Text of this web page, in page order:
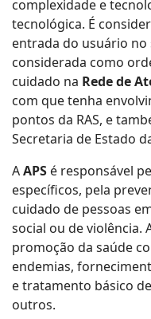
complexidade e
tecnológica. É
entrada do usuário no
considerada como
cuidado na Rede de
com que tenha
pontos da RAS, e
Secretaria de Estado
AAPS é responsável
específicos, pela
cuidado de pessoas
social ou de violência.
promoção da saúde
endemias,
e tratamento básico
outros.